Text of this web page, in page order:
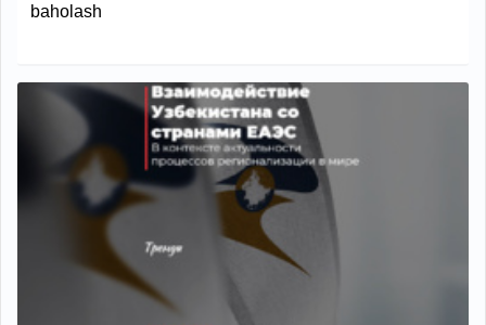
baholash